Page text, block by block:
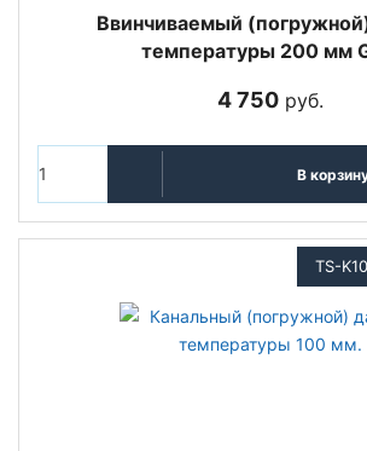
Ввинчиваемый
температуры 200 мм
4 750 руб.
В
TS-